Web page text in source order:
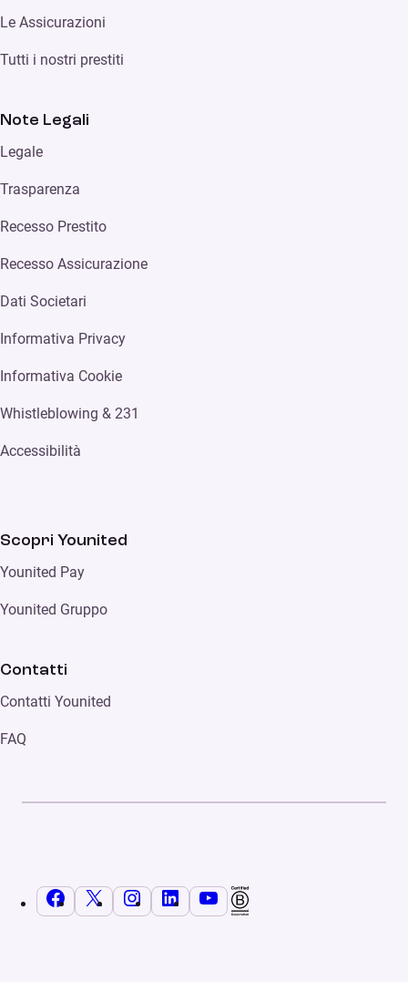
Le Assicurazioni
Tutti i nostri prestiti
Note Legali
Legale
Trasparenza
Recesso Prestito
Recesso Assicurazione
Dati Societari
Informativa Privacy
Informativa Cookie
Whistleblowing & 231
Accessibilità
Scopri Younited
Younited Pay
Younited Gruppo
Contatti
Contatti Younited
FAQ
Facebook
X InstagramLinkedInYouTube